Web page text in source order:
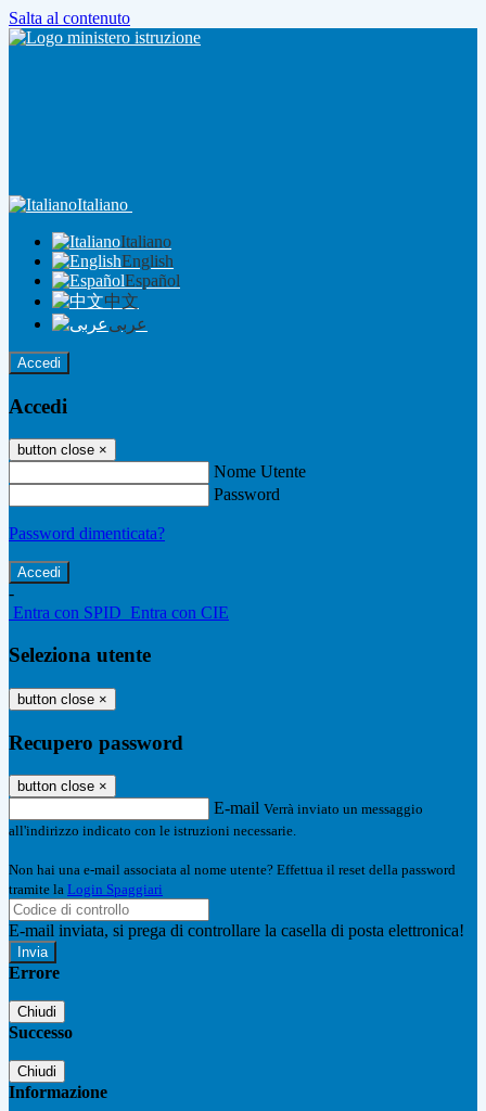
Salta al contenuto
Italiano
Italiano
English
Español
中文
عربى
Accedi
Accedi
button close ×
Nome Utente
Password
Password dimenticata?
-
Entra con SPID Entra con CIE
Seleziona utente
button close ×
Recupero password
button close ×
E-mail Verrà inviato un messaggio
all'indirizzo indicato con le istruzioni necessarie.
Non hai una e-mail associata al nome utente? Effettua il reset della password
tramite la Login Spaggiari
E-mail inviata, si prega di controllare la casella di posta elettronica!
Errore
Chiudi
Successo
Chiudi
Informazione